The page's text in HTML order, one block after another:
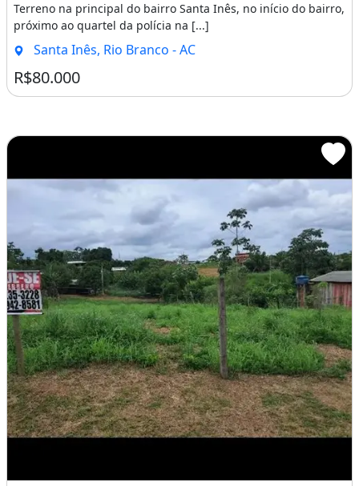
Terreno na principal do bairro Santa Inês, no início do bairro,
próximo ao quartel da polícia na [...]
Santa Inês, Rio Branco - AC
R$80.000